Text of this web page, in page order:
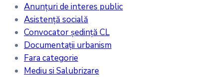
Anunțuri de interes public
Asistență socială
Convocator ședință CL
Documentații urbanism
Fara categorie
Mediu si Salubrizare